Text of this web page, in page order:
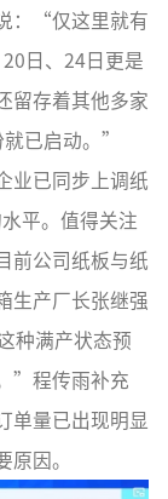
：“仅这里就有
日、24日更是
留存着其他多家
已启动。”
业已同步上调纸
平。值得关注
前公司纸板与纸
生产厂长张继强
种满产状态预
”程传雨补充
单量已出现明显
因。